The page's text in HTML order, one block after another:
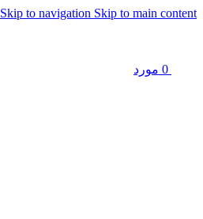
Skip to navigation Skip to main content
0 مورد